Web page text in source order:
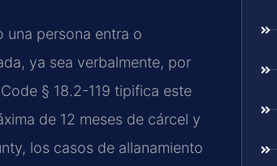
una persona entra o
ya sea verbalmente, por
§ 18.2-119 tipifica este
de 12 meses de cárcel y
los casos de allanamiento